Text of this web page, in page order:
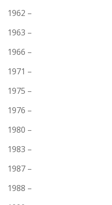
1962 –
1963 –
1966 –
1971 –
1975 –
1976 –
1980 –
1983 –
1987 –
1988 –